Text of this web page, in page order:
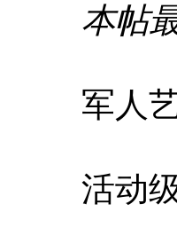
本帖
军人
活动